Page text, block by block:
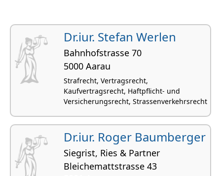
Dr.iur. Stefan Werlen
Bahnhofstrasse 70
5000 Aarau
Strafrecht, Vertragsrecht,
Kaufvertragsrecht, Haftpflicht- und
Versicherungsrecht, Strassenverkehrsrecht
Dr.iur. Roger Baumberger
Siegrist, Ries & Partner
Bleichemattstrasse 43